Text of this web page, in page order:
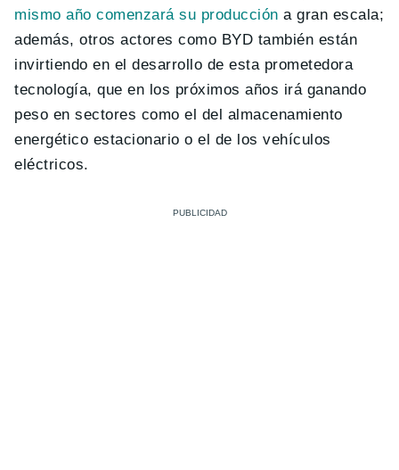
mismo año comenzará su producción a gran escala ;
además, otros actores como BYD también están
invirtiendo en el desarrollo de esta prometedora
tecnología, que en los próximos años irá ganando
peso en sectores como el del almacenamiento
energético estacionario o el de los vehículos
eléctricos.